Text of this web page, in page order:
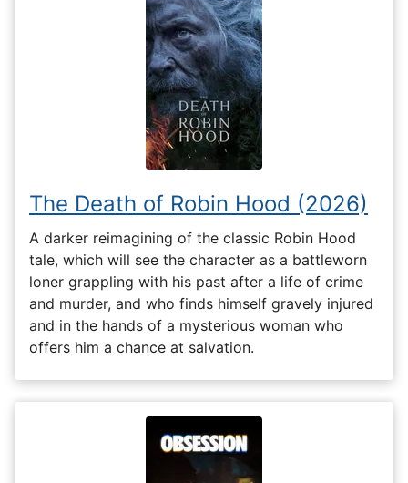
The Death of Robin Hood (2026)
A darker reimagining of the classic Robin Hood
tale, which will see the character as a battleworn
loner grappling with his past after a life of crime
and murder, and who finds himself gravely injured
and in the hands of a mysterious woman who
offers him a chance at salvation.